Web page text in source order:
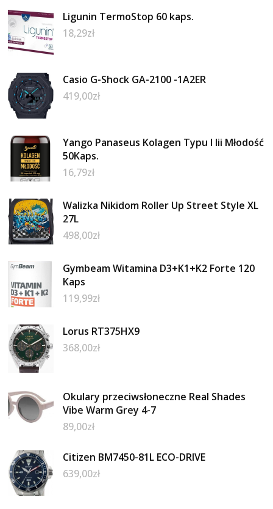
Ligunin TermoStop 60 kaps.
18,29zł
Casio G-Shock GA-2100 -1A2ER
419,00zł
Yango Panaseus Kolagen Typu I Iii Młodość
50Kaps.
16,79zł
Walizka Nikidom Roller Up Street Style XL
27L
498,00zł
Gymbeam Witamina D3+K1+K2 Forte 120
Kaps
119,99zł
Lorus RT375HX9
368,00zł
Okulary przeciwsłoneczne Real Shades
Vibe Warm Grey 4-7
89,00zł
Citizen BM7450-81L ECO-DRIVE
639,00zł